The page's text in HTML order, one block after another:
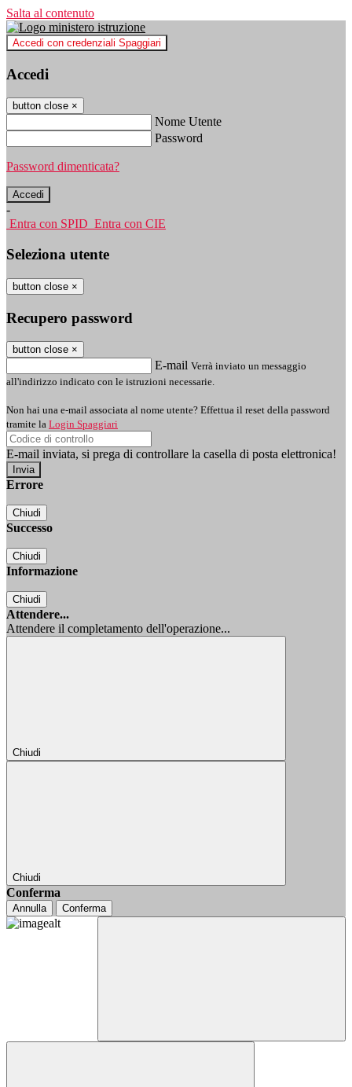
Salta al contenuto
Accedi con credenziali Spaggiari
Accedi
button close ×
Nome Utente
Password
Password dimenticata?
-
Entra con SPID Entra con CIE
Seleziona utente
button close ×
Recupero password
button close ×
E-mail Verrà inviato un messaggio
all'indirizzo indicato con le istruzioni necessarie.
Non hai una e-mail associata al nome utente? Effettua il reset della password
tramite la Login Spaggiari
E-mail inviata, si prega di controllare la casella di posta elettronica!
Errore
Chiudi
Successo
Chiudi
Informazione
Chiudi
Attendere...
Attendere il completamento dell'operazione...
Chiudi
Chiudi
Conferma
Annulla Conferma